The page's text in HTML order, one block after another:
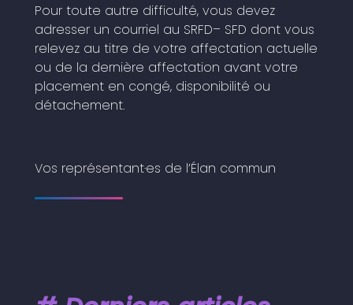
Pour toute autre difficulté, vous devez
adresser un courriel au SRFD– SFD dont vous
relevez au titre de votre affectation actuelle
ou de la dernière affectation avant votre
placement en congé, disponibilité ou
détachement.
Vos représentant·es de l’Élan commun